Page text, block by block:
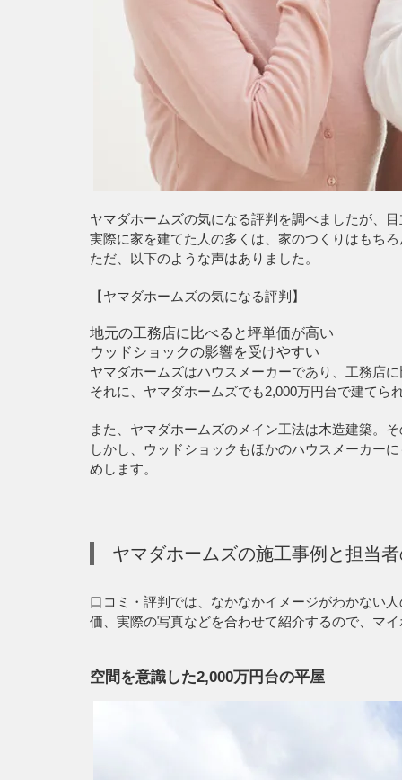
ヤマダホームズの気になる評判を調べましたが、
実際に家を建てた人の多くは、家のつくりはもち
ただ、以下のような声はありました。
【ヤマダホームズの気になる評判】
地元の工務店に比べると坪単価が高い
ウッドショックの影響を受けやすい
ヤマダホームズはハウスメーカーであり、工務店
それに、ヤマダホームズでも2,000万円台で建て
また、ヤマダホームズのメイン工法は木造建築。
しかし、ウッドショックもほかのハウスメーカー
めします。
ヤマダホームズの施工事例と担当
口コミ・評判では、なかなかイメージがわかない
価、実際の写真などを合わせて紹介するので、マ
空間を意識した2,000万円台の平屋